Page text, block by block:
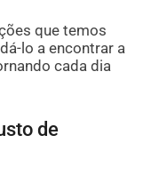
que temos
lo a encontrar a
cada dia
de